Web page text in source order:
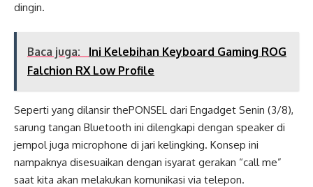
dingin.
Baca juga:
Ini Kelebihan Keyboard Gaming ROG
Falchion RX Low Profile
Seperti yang dilansir thePONSEL dari Engadget Senin (3/8),
sarung tangan Bluetooth ini dilengkapi dengan speaker di
jempol juga microphone di jari kelingking. Konsep ini
nampaknya disesuaikan dengan isyarat gerakan “call me”
saat kita akan melakukan komunikasi via telepon.